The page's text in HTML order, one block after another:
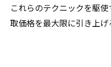
これらのテクニックを駆
取価格を最大限に引き上げ